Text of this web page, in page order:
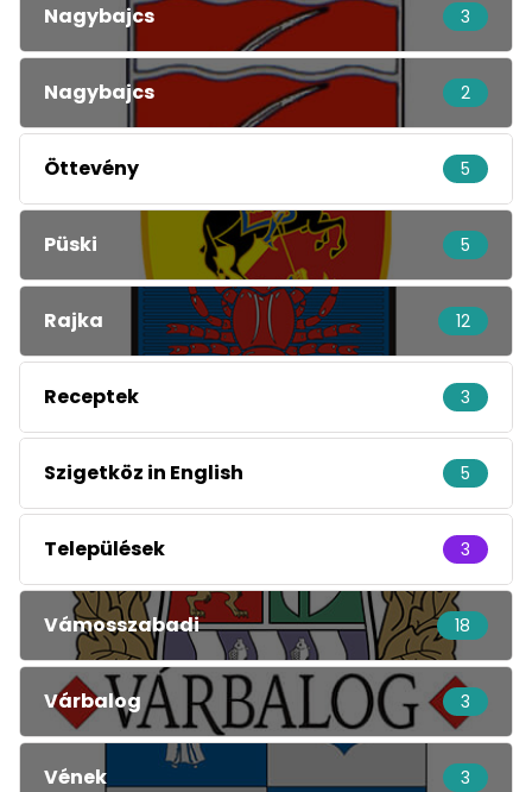
Nagybajcs 3
Nagybajcs 2
Öttevény 5
Püski 5
Rajka 12
Receptek 3
Szigetköz in English 5
Települések 3
Vámosszabadi 18
Várbalog 3
Vének 3